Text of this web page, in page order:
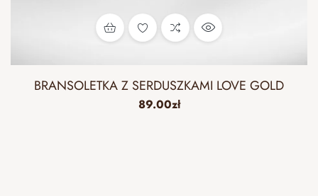
BRANSOLETKA Z SERDUSZKAMI LOVE GOLD
89.00zł